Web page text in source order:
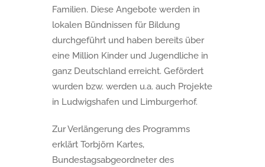
Familien. Diese Angebote werden in
lokalen Bündnissen für Bildung
durchgeführt und haben bereits über
eine Million Kinder und Jugendliche in
ganz Deutschland erreicht. Gefördert
wurden bzw. werden u.a. auch Projekte
in Ludwigshafen und Limburgerhof.
Zur Verlängerung des Programms
erklärt Torbjörn Kartes,
Bundestagsabgeordneter des